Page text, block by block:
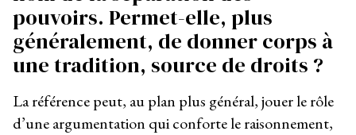
pouvoirs. Permet-elle, plus
généralement, de donner corps à
une tradition, source de droits ?
La référence peut, au plan plus général, jouer le rôle
d’une argumentation qui conforte le raisonnement,